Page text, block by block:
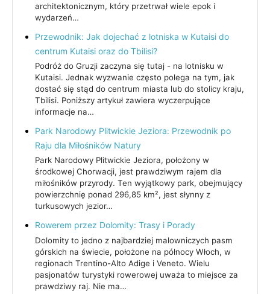
architektonicznym, który przetrwał wiele epok i
wydarzeń…
Przewodnik: Jak dojechać z lotniska w Kutaisi do
centrum Kutaisi oraz do Tbilisi?
Podróż do Gruzji zaczyna się tutaj - na lotnisku w
Kutaisi. Jednak wyzwanie często polega na tym, jak
dostać się stąd do centrum miasta lub do stolicy kraju,
Tbilisi. Poniższy artykuł zawiera wyczerpujące
informacje na…
Park Narodowy Plitwickie Jeziora: Przewodnik po
Raju dla Miłośników Natury
Park Narodowy Plitwickie Jeziora, położony w
środkowej Chorwacji, jest prawdziwym rajem dla
miłośników przyrody. Ten wyjątkowy park, obejmujący
powierzchnię ponad 296,85 km², jest słynny z
turkusowych jezior…
Rowerem przez Dolomity: Trasy i Porady
Dolomity to jedno z najbardziej malowniczych pasm
górskich na świecie, położone na północy Włoch, w
regionach Trentino-Alto Adige i Veneto. Wielu
pasjonatów turystyki rowerowej uważa to miejsce za
prawdziwy raj. Nie ma…